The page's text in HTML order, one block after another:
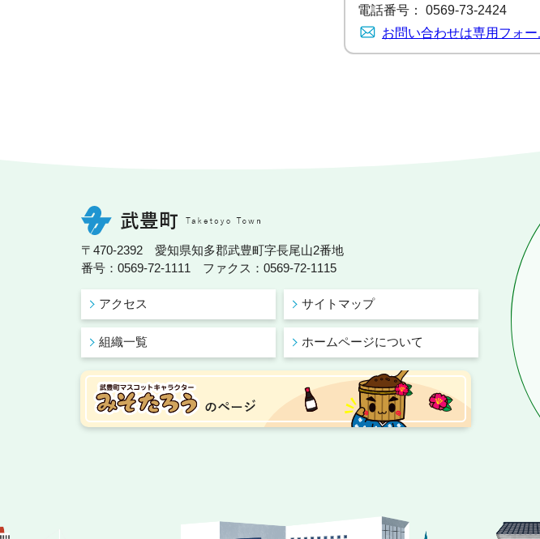
電話番号： 0569-73-2424
お問い合わせは専用フォー
〒470-2392 愛知県知多郡武豊町字長尾山2番地
番号：0569-72-1111 ファクス：0569-72-1115
アクセス サイトマップ
組織一覧 ホームページについて